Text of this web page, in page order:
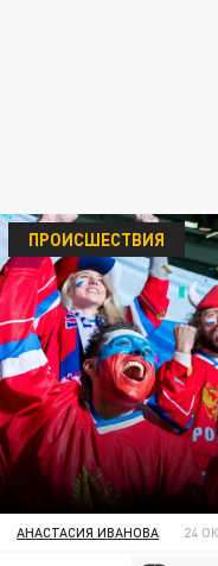
ПРОИСШЕСТВИЯ
АНАСТАСИЯ ИВАНОВА 24